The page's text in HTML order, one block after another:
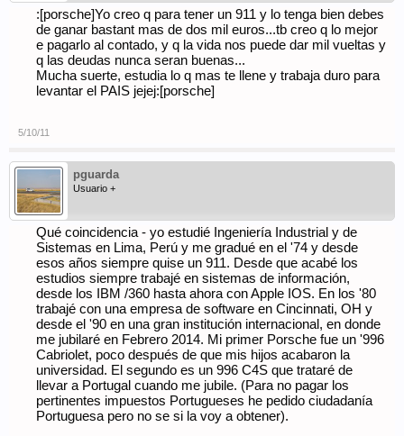
:[porsche]Yo creo q para tener un 911 y lo tenga bien debes
de ganar bastant mas de dos mil euros...tb creo q lo mejor
e pagarlo al contado, y q la vida nos puede dar mil vueltas y
q las deudas nunca seran buenas...
Mucha suerte, estudia lo q mas te llene y trabaja duro para
levantar el PAIS jejej:[porsche]
5/10/11
pguarda
Usuario +
Qué coincidencia - yo estudié Ingeniería Industrial y de
Sistemas en Lima, Perú y me gradué en el '74 y desde
esos años siempre quise un 911. Desde que acabé los
estudios siempre trabajé en sistemas de información,
desde los IBM /360 hasta ahora con Apple IOS. En los '80
trabajé con una empresa de software en Cincinnati, OH y
desde el '90 en una gran institución internacional, en donde
me jubilaré en Febrero 2014. Mi primer Porsche fue un '996
Cabriolet, poco después de que mis hijos acabaron la
universidad. El segundo es un 996 C4S que trataré de
llevar a Portugal cuando me jubile. (Para no pagar los
pertinentes impuestos Portugueses he pedido ciudadanía
Portuguesa pero no se si la voy a obtener).